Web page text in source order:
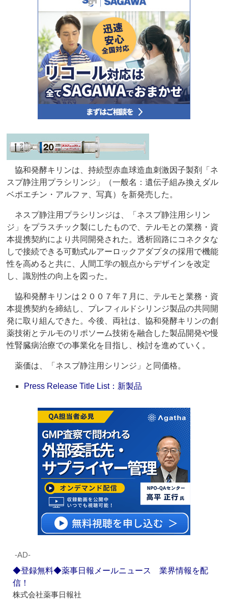
協和発酵キリンは、持続型赤血球造血刺激因子製剤「ネ
スプ静注用プラシリンジ」（一般名：遺伝子組み換えダル
ベポエチン・アルファ、写真）を新発売した。
ネスプ静注用プラシリンジは、「ネスプ静注用シリン
ジ」をプラスチック製にしたもので、テルモとの業務・資
本提携契約により共同開発された。透析回路にコネクタな
しで接続できる可動式ルアーロックアダプタの採用で機能
性を高めると共に、人間工学の観点からデザインを改定
し、識別性の向上を図った。
協和発酵キリンは２００７年７月に、テルモと業務・資
本提携契約を締結し、プレフィルドシリンジ製品の共同開
発に取り組んできた。今後、両社は、協和発酵キリンの創
薬技術とテルモのリポソーム技術を融合した製品開発や慢
性腎臓病治療での事業化を目指し、検討を進めていく。
薬価は、「ネスプ静注用シリンジ」と同価格。
Press Release Title List：新製品
‐AD‐
◆登録無料◆薬事日報メールニュース 業界情報を配
信！
株式会社薬事日報社